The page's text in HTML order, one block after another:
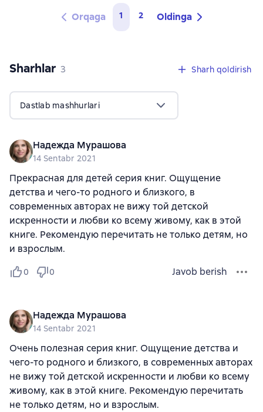
Orqaga 1 2 Oldinga
Sharhlar 3 sharhlar
3 Sharh qoldirish
Dastlab mashhurlari
Надежда Мурашова
14 Sentabr 2021
Прекрасная для детей серия книг. Ощущение
детства и чего-то родного и близкого, в
современных авторах не вижу той детской
искренности и любви ко всему живому, как в этой
книге. Рекомендую перечитать не только детям, но
и взрослым.
0 0 Javob berish
Надежда Мурашова
14 Sentabr 2021
Очень полезная серия книг. Ощущение детства и
чего-то родного и близкого, в современных авторах
не вижу той детской искренности и любви ко всему
живому, как в этой книге. Рекомендую перечитать
не только детям, но и взрослым.